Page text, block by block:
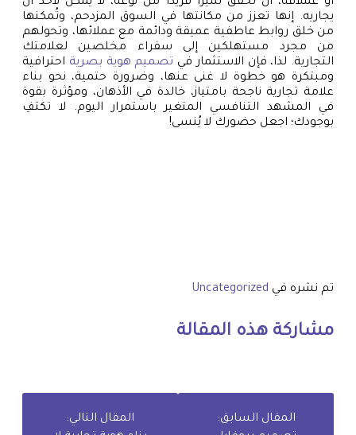
يجاريه. إنها تعزز من مكانتها في السوق المزدحم، وتُمكنها
من خلق روابط عاطفية عميقة ودائمة مع عملائها، وتحولهم
من مجرد مستهلكين إلى سفراء مخلصين لعلامتك
التجارية. لذا، فإن الاستثمار في تصميم هوية بصرية احترافية
ومبتكرة هو خطوة لا غنى عنها، وضرورة حتمية، نحو بناء
علامة تجارية ناجحة بامتياز، خالدة في الأذهان، ومؤثرة بقوة
في المشهد التنافسي المتغير باستمرار اليوم. لا تكتفِ
بوجودك؛ اجعل حضورك لا يُنسى!
تم نشره في Uncategorized
مشاركة هذه المقالة
المقال السابق:
المقال التالي: